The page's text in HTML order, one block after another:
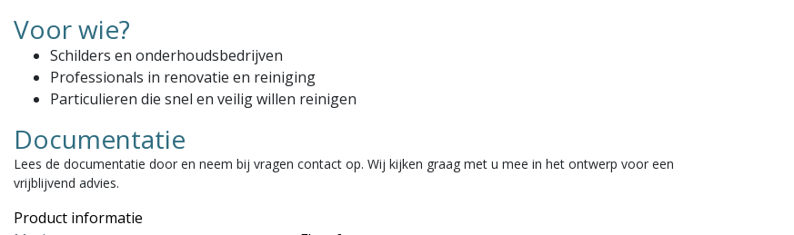
Voor wie?
Schilders en onderhoudsbedrijven
Professionals in renovatie en reiniging
Particulieren die snel en veilig willen reinigen
Documentatie
Lees de documentatie door en neem bij vragen contact op. Wij kijken graag met u mee in het ontwerp voor een
vrijblijvend advies.
Product informatie